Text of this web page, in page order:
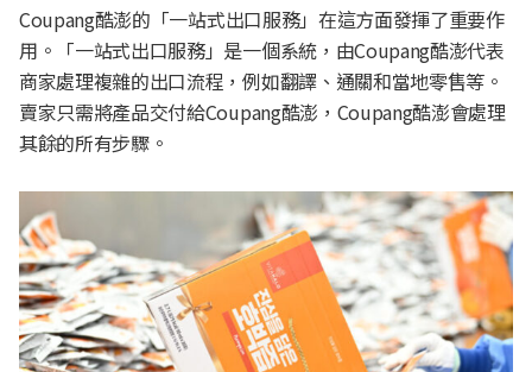
Coupang酷澎的「一站式出口服務」在這方面發揮了重要作
用。「一站式出口服務」是一個系統，由Coupang酷澎代表
商家處理複雜的出口流程，例如翻譯、通關和當地零售等。
賣家只需將產品交付給Coupang酷澎，Coupang酷澎會處理
其餘的所有步驟。